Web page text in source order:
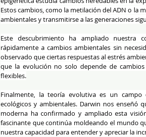
Estos cambios, como la metilación del ADN o la
ambientales y transmitirse a las generaciones
Este descubrimiento ha ampliado nuestra
rápidamente a cambios ambientales sin
observado que ciertas respuestas al estrés
que la evolución no solo depende de
flexibles.
Finalmente, la teoría evolutiva es un
ecológicos y ambientales. Darwin nos enseñó
moderna ha confirmado y ampliado esta
fascinante que continúa moldeando el mundo
nuestra capacidad para entender y apreciar la